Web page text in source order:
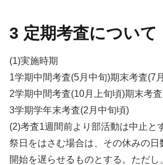
3 定期考査について
(1)実施時期
1学期中間考査(5月中旬)期末考査(7
2学期中間考査(10月上旬頃)期末考
3学期学年末考査(2月中旬頃)
(2)考査1週間前より部活動は中止と
祭日をはさむ場合は、その休みの
開始を遅らせるものとする。ただ